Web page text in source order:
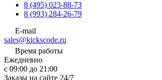
8 (495) 023-88-73
8 (993) 284-26-79
E-mail
sales@kickscode.ru
Время работы
Ежедневно
с 09:00 до 21:00
Заказы на сайте 24/7